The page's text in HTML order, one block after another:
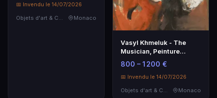
📅 Invendu le 14/07/2026
Objets d'art & Curiosités
Monaco
Vasyl Khmeluk - The
Musician, Peinture
Signée, 1903-1986
800 – 1 200 €
📅 Invendu le 14/07/2026
Monaco